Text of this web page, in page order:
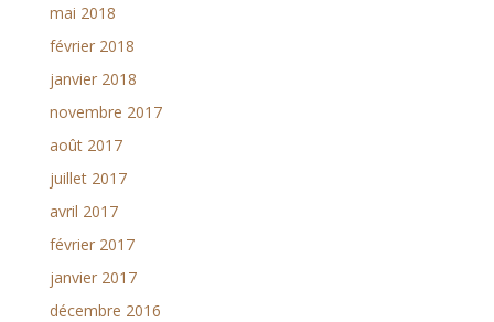
mai 2018
février 2018
janvier 2018
novembre 2017
août 2017
juillet 2017
avril 2017
février 2017
janvier 2017
décembre 2016